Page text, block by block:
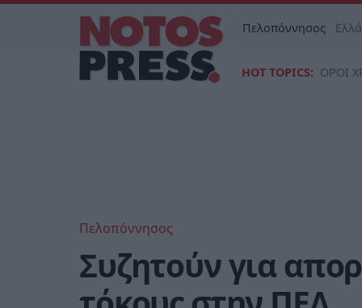
Πελοπόννησος
HOT TOPICS: ΟΡΟΙ
Πελοπόννησος
Συζητούν για